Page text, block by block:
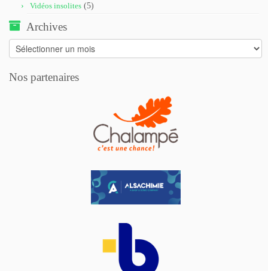
Vidéos insolites (5)
Archives
Archives
Nos partenaires